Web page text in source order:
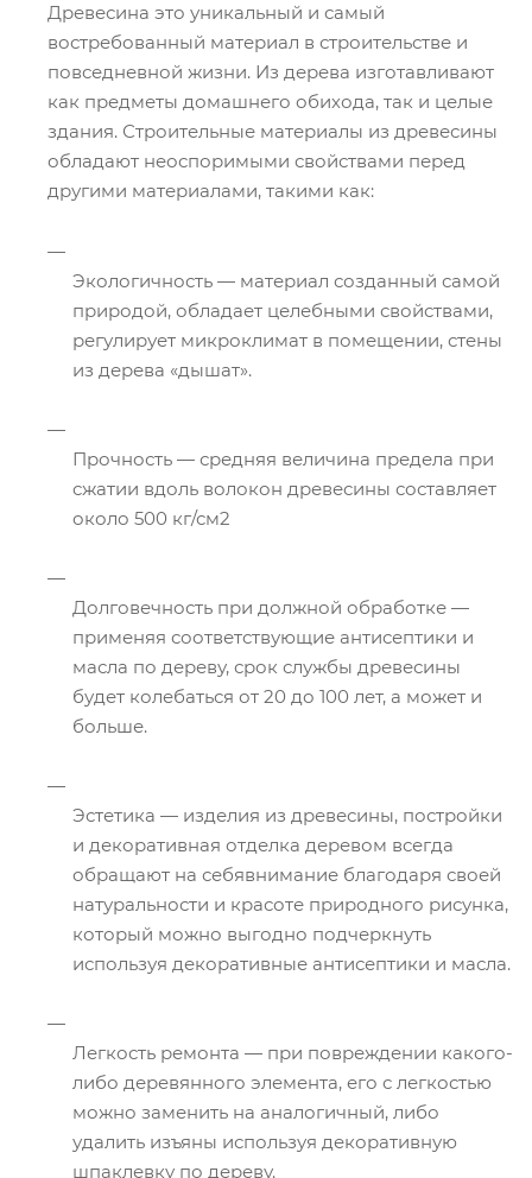
Древесина это уникальный и самый
востребованный материал в строительстве и
повседневной жизни. Из дерева изготавливают
как предметы домашнего обихода, так и целые
здания. Строительные материалы из древесины
обладают неоспоримыми свойствами перед
другими материалами, такими как:
Экологичность — материал созданный самой
природой, обладает целебными свойствами,
регулирует микроклимат в помещении, стены
из дерева «дышат».
Прочность — средняя величина предела при
сжатии вдоль волокон древесины составляет
около 500 кг/см2
Долговечность при должной обработке —
применяя соответствующие антисептики и
масла по дереву, срок службы древесины
будет колебаться от 20 до 100 лет, а может и
больше.
Эстетика — изделия из древесины, постройки
и декоративная отделка деревом всегда
обращают на себявнимание благодаря своей
натуральности и красоте природного рисунка,
который можно выгодно подчеркнуть
используя декоративные антисептики и масла.
Легкость ремонта — при повреждении какого-
либо деревянного элемента, его с легкостью
можно заменить на аналогичный, либо
удалить изъяны используя декоративную
шпаклевку по дереву.